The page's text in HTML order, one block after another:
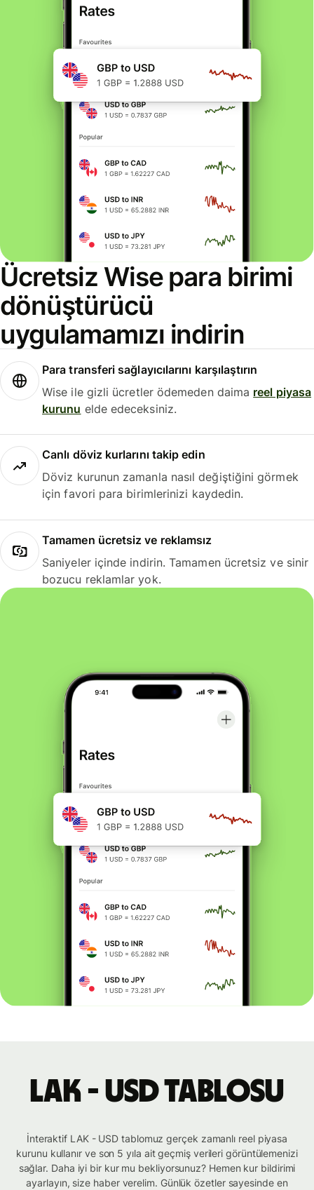
Ücretsiz Wise para birimi
dönüştürücü
uygulamamızı indirin
Para transferi sağlayıcılarını karşılaştırın
Wise ile gizli ücretler ödemeden daima reel piyasa
kurunu elde edeceksiniz.
Canlı döviz kurlarını takip edin
Döviz kurunun zamanla nasıl değiştiğini görmek
için favori para birimlerinizi kaydedin.
Tamamen ücretsiz ve reklamsız
Saniyeler içinde indirin. Tamamen ücretsiz ve sinir
bozucu reklamlar yok.
LAK - USD tablosu
İnteraktif LAK - USD tablomuz gerçek zamanlı reel piyasa
kurunu kullanır ve son 5 yıla ait geçmiş verileri görüntülemenizi
sağlar. Daha iyi bir kur mu bekliyorsunuz? Hemen kur bildirimi
ayarlayın, size haber verelim. Günlük özetler sayesinde en